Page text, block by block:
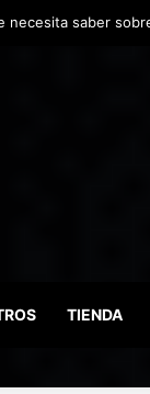
de Invierno de
TIENDA